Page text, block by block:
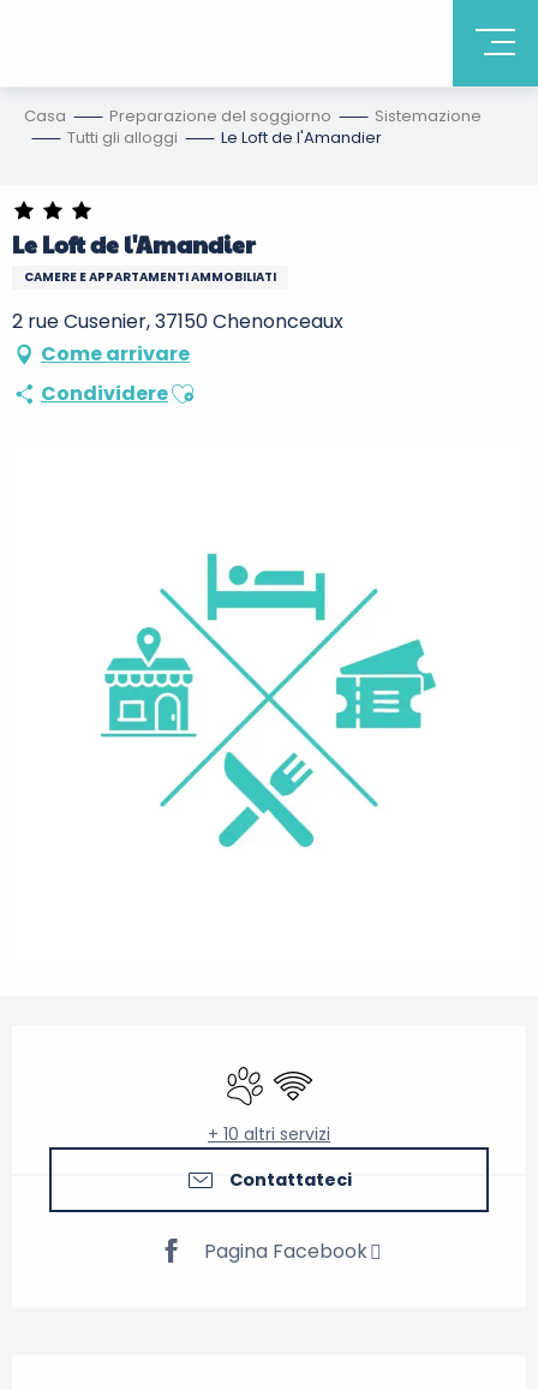
Casa Preparazione del soggiorno
Sistemazione
Tutti gli alloggi
Le Loft de l'Amandier
Le Loft de l'Amandier
CAMERE E APPARTAMENTI AMMOBILIATI
2 rue Cusenier, 37150 Chenonceaux
Come arrivare
CondividereAjouter aux favoris
Animali ammessi
Wi-Fi
+ 10 altri servizi
Contattateci
Pagina Facebook